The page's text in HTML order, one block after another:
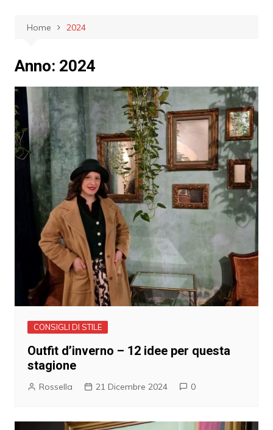
Home 2024
Anno: 2024
CONSIGLI DI STILE
Outfit d’inverno – 12 idee per questa
stagione
Rossella 21 Dicembre 2024 0